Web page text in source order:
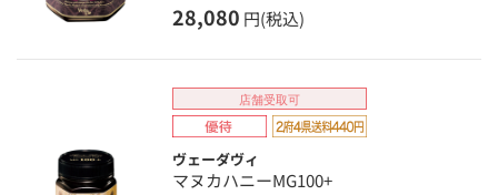
28,080 円(税込)
店舗受取可
ヴェーダヴィ
マヌカハニーMG100+